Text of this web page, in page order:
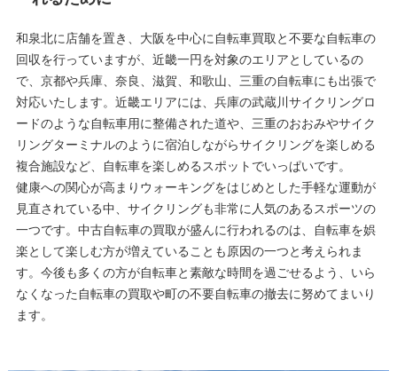
和泉北に店舗を置き、大阪を中心に自転車買取と不要な自転車の
回収を行っていますが、近畿一円を対象のエリアとしているの
で、京都や兵庫、奈良、滋賀、和歌山、三重の自転車にも出張で
対応いたします。近畿エリアには、兵庫の武蔵川サイクリングロ
ードのような自転車用に整備された道や、三重のおおみやサイク
リングターミナルのように宿泊しながらサイクリングを楽しめる
複合施設など、自転車を楽しめるスポットでいっぱいです。
健康への関心が高まりウォーキングをはじめとした手軽な運動が
見直されている中、サイクリングも非常に人気のあるスポーツの
一つです。中古自転車の買取が盛んに行われるのは、自転車を娯
楽として楽しむ方が増えていることも原因の一つと考えられま
す。今後も多くの方が自転車と素敵な時間を過ごせるよう、いら
なくなった自転車の買取や町の不要自転車の撤去に努めてまいり
ます。